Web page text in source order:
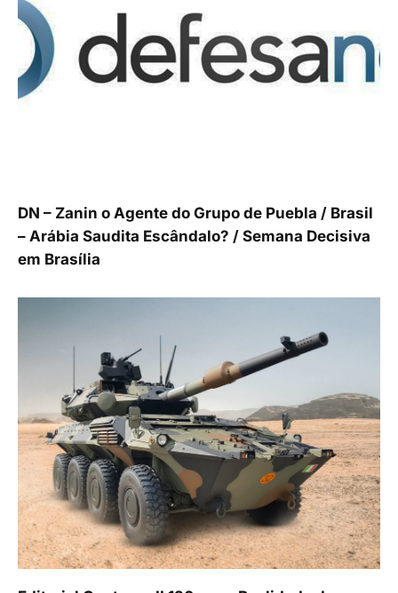
DN – Zanin o Agente do Grupo de Puebla / Brasil
– Arábia Saudita Escândalo? / Semana Decisiva
em Brasília